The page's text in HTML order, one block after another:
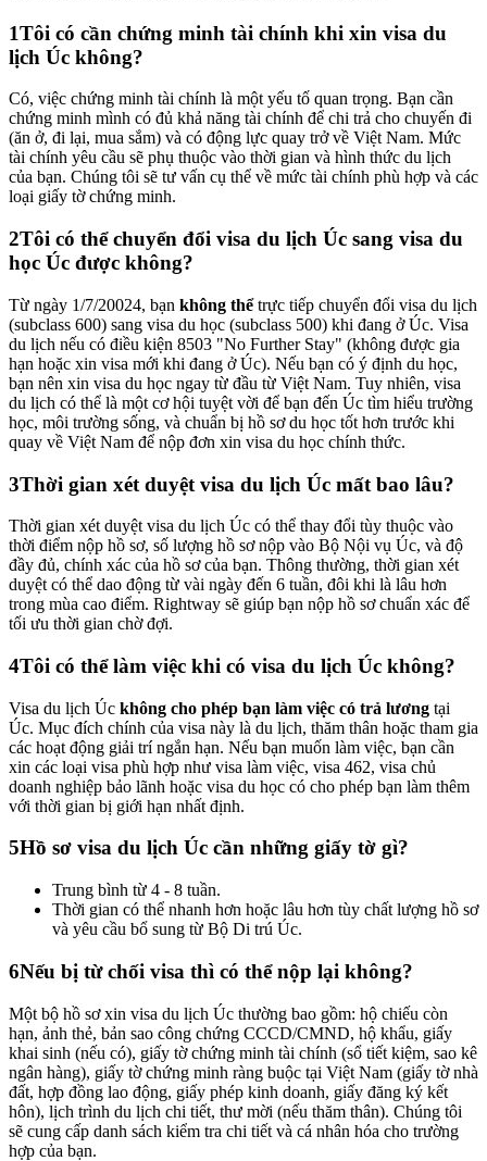
1Tôi có cần chứng minh tài chính khi xin visa du
lịch Úc không?
Có, việc chứng minh tài chính là một yếu tố quan trọng. Bạn cần
chứng minh mình có đủ khả năng tài chính để chi trả cho chuyến đi
(ăn ở, đi lại, mua sắm) và có động lực quay trở về Việt Nam. Mức
tài chính yêu cầu sẽ phụ thuộc vào thời gian và hình thức du lịch
của bạn. Chúng tôi sẽ tư vấn cụ thể về mức tài chính phù hợp và các
loại giấy tờ chứng minh.
2Tôi có thể chuyển đổi visa du lịch Úc sang visa du
học Úc được không?
Từ ngày 1/7/20024, bạn không thểtrực tiếp chuyển đổi visa du lịch
(subclass 600) sang visa du học (subclass 500) khi đang ở Úc. Visa
du lịch nếu có điều kiện 8503 "No Further Stay" (không được gia
hạn hoặc xin visa mới khi đang ở Úc). Nếu bạn có ý định du học,
bạn nên xin visa du học ngay từ đầu từ Việt Nam. Tuy nhiên, visa
du lịch có thể là một cơ hội tuyệt vời để bạn đến Úc tìm hiểu trường
học, môi trường sống, và chuẩn bị hồ sơ du học tốt hơn trước khi
quay về Việt Nam để nộp đơn xin visa du học chính thức.
3Thời gian xét duyệt visa du lịch Úc mất bao lâu?
Thời gian xét duyệt visa du lịch Úc có thể thay đổi tùy thuộc vào
thời điểm nộp hồ sơ, số lượng hồ sơ nộp vào Bộ Nội vụ Úc, và độ
đầy đủ, chính xác của hồ sơ của bạn. Thông thường, thời gian xét
duyệt có thể dao động từ vài ngày đến 6 tuần, đôi khi là lâu hơn
trong mùa cao điểm. Rightway sẽ giúp bạn nộp hồ sơ chuẩn xác để
tối ưu thời gian chờ đợi.
4Tôi có thể làm việc khi có visa du lịch Úc không?
Visa du lịch Úc không cho phép bạn làm việc có trả lương tại
Úc. Mục đích chính của visa này là du lịch, thăm thân hoặc tham gia
các hoạt động giải trí ngắn hạn. Nếu bạn muốn làm việc, bạn cần
xin các loại visa phù hợp như visa làm việc, visa 462, visa chủ
doanh nghiệp bảo lãnh hoặc visa du học có cho phép bạn làm thêm
với thời gian bị giới hạn nhất định.
5Hồ sơ visa du lịch Úc cần những giấy tờ gì?
Trung bình từ 4 - 8 tuần.
Thời gian có thể nhanh hơn hoặc lâu hơn tùy chất lượng hồ sơ
và yêu cầu bổ sung từ Bộ Di trú Úc.
6Nếu bị từ chối visa thì có thể nộp lại không?
Một bộ hồ sơ xin visa du lịch Úc thường bao gồm: hộ chiếu còn
hạn, ảnh thẻ, bản sao công chứng CCCD/CMND, hộ khẩu, giấy
khai sinh (nếu có), giấy tờ chứng minh tài chính (sổ tiết kiệm, sao kê
ngân hàng), giấy tờ chứng minh ràng buộc tại Việt Nam (giấy tờ nhà
đất, hợp đồng lao động, giấy phép kinh doanh, giấy đăng ký kết
hôn), lịch trình du lịch chi tiết, thư mời (nếu thăm thân). Chúng tôi
sẽ cung cấp danh sách kiểm tra chi tiết và cá nhân hóa cho trường
hợp của bạn.